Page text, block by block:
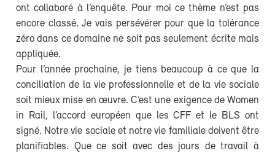
ont collaboré à l’enquête. Pour moi ce thème n’est pas
encore classé. Je vais persévérer pour que la tolérance
zéro dans ce domaine ne soit pas seulement écrite mais
appliquée.
Pour l’année prochaine, je tiens beaucoup à ce que la
conciliation de la vie professionnelle et de la vie sociale
soit mieux mise en œuvre. C’est une exigence de Women
in Rail, l’accord européen que les CFF et le BLS ont
signé. Notre vie sociale et notre vie familiale doivent être
planifiables. Que ce soit avec des jours de travail à